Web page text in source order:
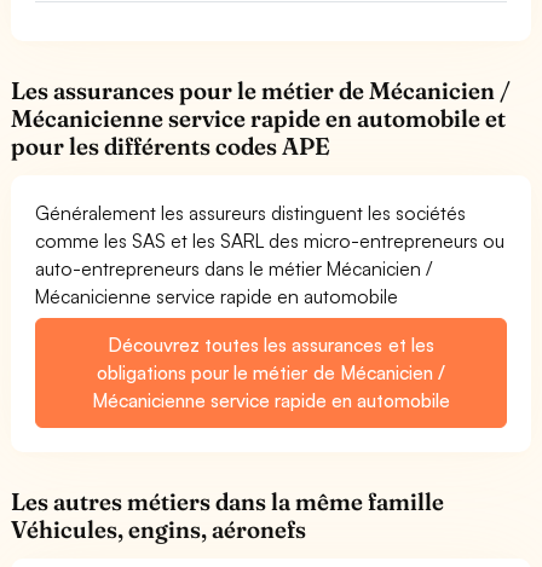
Les assurances pour le métier de Mécanicien /
Mécanicienne service rapide en automobile et
pour les différents codes APE
Généralement les assureurs distinguent les sociétés
comme les SAS et les SARL des micro-entrepreneurs ou
auto-entrepreneurs dans le métier Mécanicien /
Mécanicienne service rapide en automobile
Découvrez toutes les assurances et les
obligations pour le métier de Mécanicien /
Mécanicienne service rapide en automobile
Les autres métiers dans la même famille
Véhicules, engins, aéronefs